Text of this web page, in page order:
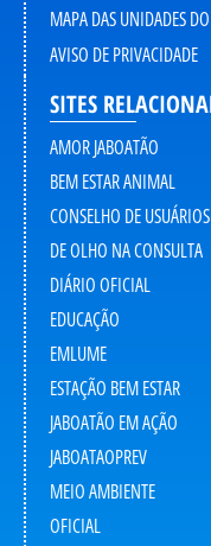
MAPA DAS UNIDADES
AVISO DE PRIVACIDADE
SITES
AMOR JABOATÃO
BEM ESTAR ANIMAL
CONSELHO DE USUÁRIOS
DE OLHO NA CONSULTA
DIÁRIO OFICIAL
EDUCAÇÃO
EMLUME
ESTAÇÃO BEM ESTAR
JABOATÃO EM AÇÃO
JABOATAOPREV
MEIO AMBIENTE
OFICIAL